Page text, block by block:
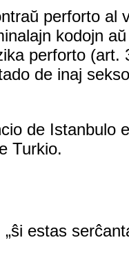
perforto al
kodojn
perforto (art.
de inaj
de Istanbulo
Turkio.
estas